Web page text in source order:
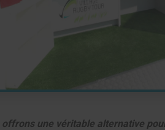
offrons une véritable alternative